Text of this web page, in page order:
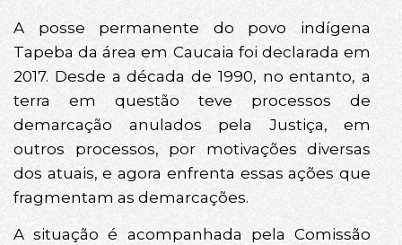
A posse permanente do povo indígena
Tapeba da área em Caucaia foi declarada em
2017. Desde a década de 1990, no entanto, a
terra em questão teve processos de
demarcação anulados pela Justiça, em
outros processos, por motivações diversas
dos atuais, e agora enfrenta essas ações que
fragmentam as demarcações.
A situação é acompanhada pela Comissão